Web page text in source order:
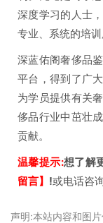
深度学习的人士
专业、系统的培训
深蓝佑阁奢侈品
平台，得到了广
为学员提供有关
侈品行业中茁壮
贡献。
温馨提示:想了解
留言】 !或电话咨
声明:本站内容和图